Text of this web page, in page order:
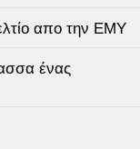
απο την ΕΜΥ
ένας